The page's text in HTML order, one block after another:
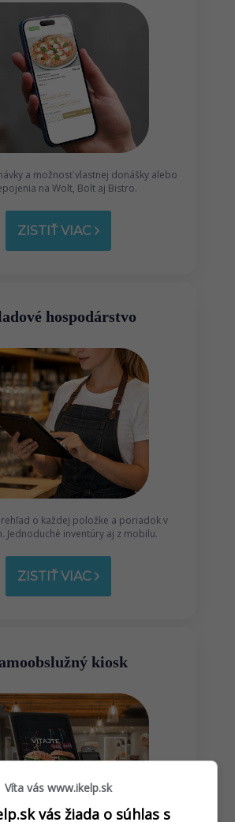
a možnosť vlastnej donášky alebo
na Wolt, Bolt aj Bistro.
ZISTIŤ VIAC
hospodárstvo
o každej položke a poriadok v
Jednoduché inventúry aj z mobilu.
ZISTIŤ VIAC
kiosk
Víta vás www.ikelp.sk
vás žiada o súhlas s